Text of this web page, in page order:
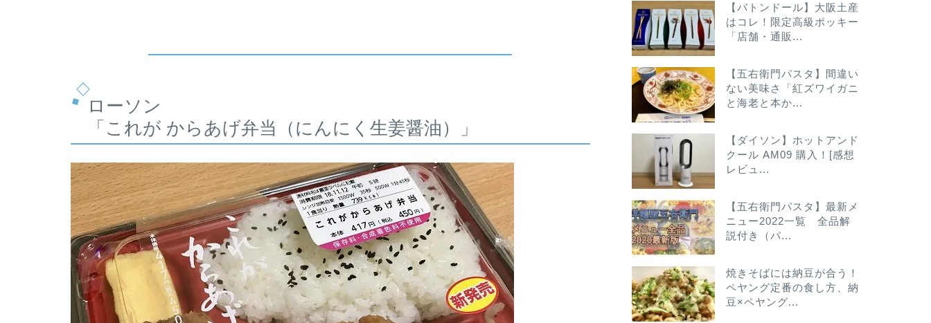
ローソン
「これが からあげ弁当（にんにく生姜醤油）」
【バトンドール】大阪土産
はコレ！限定高級ポッキー
「店舗・通販...
【五右衛門パスタ】間違い
ない美味さ「紅ズワイガニ
と海老と本か...
【ダイソン】ホットアンド
クール AM09 購入！[感想
レビュ...
【五右衛門パスタ】最新メ
ニュー2022一覧 全品解
説付き（パ...
焼きそばには納豆が合う！
ペヤング定番の食し方、納
豆×ペヤング...